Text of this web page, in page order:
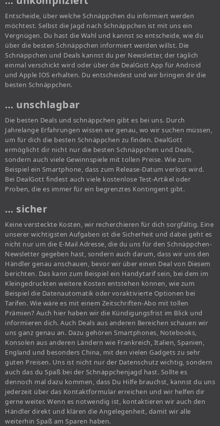
Entscheide, über welche Schnäppchen du informiert werden
möchtest. Selbst die Jagd nach Schnäppchen ist mit uns ein
Vergnügen. Du hast die Wahl und kannst so entscheide, wie du
über die besten Schnäppchen informiert werden willst. Die
Schnäppchen und Deals kannst du per Newsletter, der täglich
einmal verschickt wird oder über die DealGott App für Android
und Apple IOS erhalten. Du entscheidest und wir bringen dir die
besten Schnäppchen.
… unschlagbar
Die besten Deals und schnäppchen gibt es bei uns. Durch
Jahrelange Erfahrungen wissen wir genau, wo wir suchen müssen,
um für dich die besten Schnäppchen zu finden. DealGott
ermöglicht dir nicht nur die besten Schnäppchen und Deals,
sondern auch viele Gewinnspiele mit tollen Preise. Wie zum
Beispiel ein Smartphone, dass zum Release-Datum verlost wird.
Bei DealGott findest auch viele kostenlose Test-Artikel oder
Proben, die es immer für ein begrenztes Kontingent gibt.
… sicher
Keine versteckte Kosten, wir recherchieren für dich sorgfältig. Eine
unserer wichtigsten Aufgaben ist die Sicherheit und dabei geht es
nicht nur um die E-Mail Adresse, die du uns für den Schnäppchen-
Newsletter gegeben hast, sondern auch darum, dass wir uns den
Händler genau anschauen, bevor wir über einen Deal von Diesem
berichten. Das kann zum Beispiel ein Handytarif sein, bei dem im
Kleingedruckten weitere Kosten entstehen können, wie zum
Beispiel die Datenautomatik oder voraktivierte Optionen bei
Tarifen. Wie wäre es mit einem Zeitschriften-Abo mit tollen
Prämien? Auch hier haben wir die Kündigungsfrist im Blick und
informieren dich. Auch Deals aus anderen Bereichen schauen wir
uns ganz genau an. Dazu gehören Smartphones, Notebooks,
Konsolen aus anderen Ländern wie Frankreich, Italien, Spanien,
England und besonders China, mit den vielen Gadgets zu sehr
guten Preisen. Uns ist nicht nur der Datenschutz wichtig, sondern
auch das du Spaß bei der Schnäppchenjagd hast. Sollte es
dennoch mal dazu kommen, dass Du Hilfe brauchst, kannst du uns
jederzeit über das Kontaktformular erreichen und wir helfen dir
gerne weiter. Wenn es notwendig ist, kontaktieren wir auch den
Händler direkt und klären die Angelegenheit, damit wir alle
weiterhin Spaß am Sparen haben.